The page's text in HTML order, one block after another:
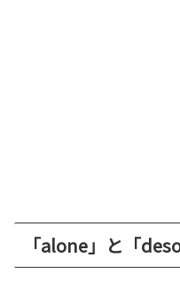
「alone」と「